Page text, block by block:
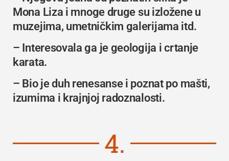
Mona Liza i mnoge druge su izložene u
muzejima, umetničkim galerijama itd.
– Interesovala ga je geologija i crtanje
karata.
– Bio je duh renesanse i poznat po mašti,
izumima i krajnjoj radoznalosti.
4.